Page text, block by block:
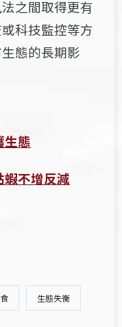
之間取得更有
科技監控等方
態的長期影
生態
不增反減
生態失衡